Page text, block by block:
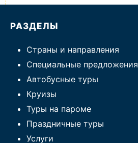
РАЗДЕЛЫ
Страны и направления
Специальные предложения
Автобусные туры
Круизы
Туры на пароме
Праздничные туры
Услуги